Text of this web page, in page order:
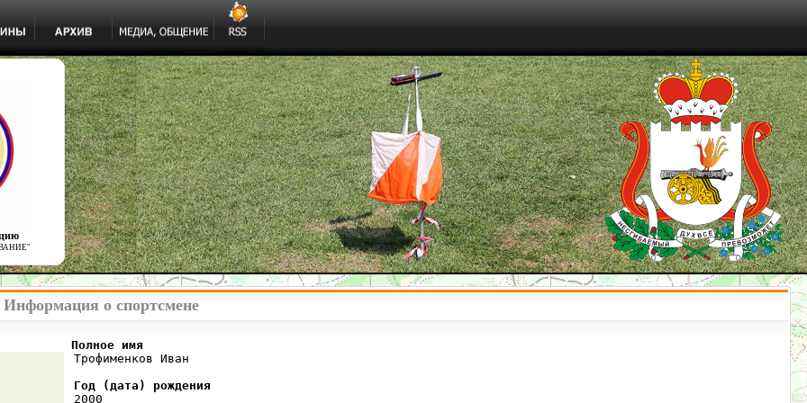
о спортсмене
Полное имя
Трофименков Иван
Год (дата) рождения
2000